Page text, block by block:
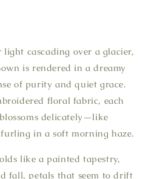
cascading over a glacier,
is rendered in a dreamy
of purity and quiet grace.
floral fabric, each
delicately—like
in a soft morning haze.
like a painted tapestry,
fall, petals that seem to drift